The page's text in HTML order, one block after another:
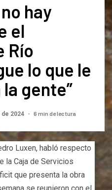
hay
el
Río
lo que le
gente”
2024 6 min de lectura
Luxen, habló respecto
la Caja de Servicios
que presenta la obra